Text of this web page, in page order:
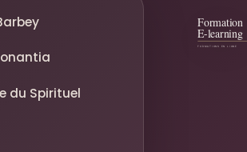
du Spirituel